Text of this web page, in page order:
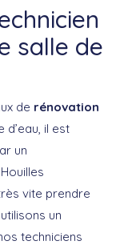
salle de
de rénovation
d’eau, il est
un
vite prendre
un
techniciens